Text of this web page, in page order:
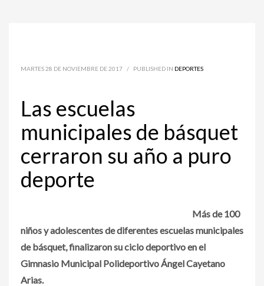
MARTES 28 DE NOVIEMBRE DE 2017 / PUBLISHED IN DEPORTES
Las escuelas
municipales de básquet
cerraron su año a puro
deporte
Más de 100
niños y adolescentes de diferentes escuelas municipales
de básquet, finalizaron su ciclo deportivo en el
Gimnasio Municipal Polideportivo Ángel Cayetano
Arias.